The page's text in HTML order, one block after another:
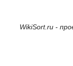
WikiSort.ru -